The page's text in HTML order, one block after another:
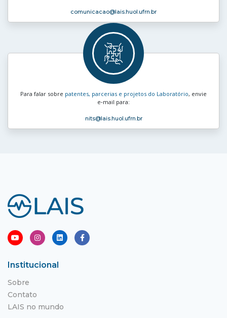
comunicacao@lais.huol.ufrn.br
Para falar sobre patentes, parcerias e projetos do Laboratório, envie
e‑mail para:
nits@lais.huol.ufrn.br
Institucional
Sobre
Contato
LAIS no mundo